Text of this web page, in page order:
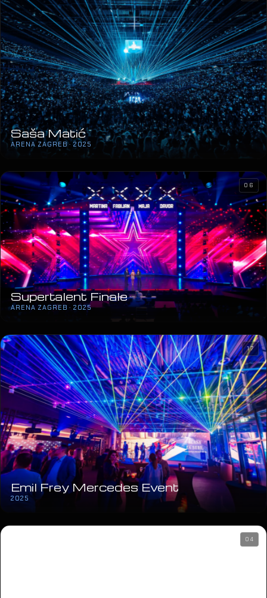
Saša Matić
ARENA ZAGREB · 2025
Supertalent Finale
ARENA ZAGREB · 2025
06
Emil Frey Mercedes Event
2025
17
04